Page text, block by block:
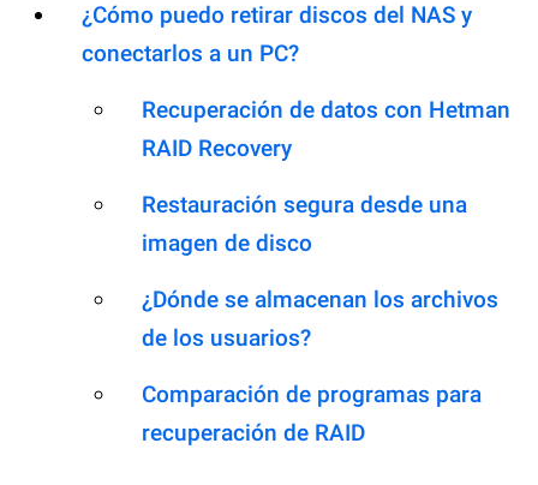
¿Cómo puedo retirar discos del NAS y
conectarlos a un PC?
Recuperación de datos con Hetman
RAID Recovery
Restauración segura desde una
imagen de disco
¿Dónde se almacenan los archivos
de los usuarios?
Comparación de programas para
recuperación de RAID